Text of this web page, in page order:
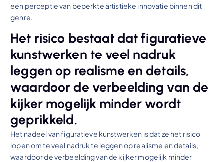
een perceptie van beperkte artistieke innovatie binnen dit
genre.
Het risico bestaat dat figuratieve
kunstwerken te veel nadruk
leggen op realisme en details,
waardoor de verbeelding van de
kijker mogelijk minder wordt
geprikkeld.
Het nadeel van figuratieve kunstwerken is dat ze het risico
lopen om te veel nadruk te leggen op realisme en details,
waardoor de verbeelding van de kijker mogelijk minder